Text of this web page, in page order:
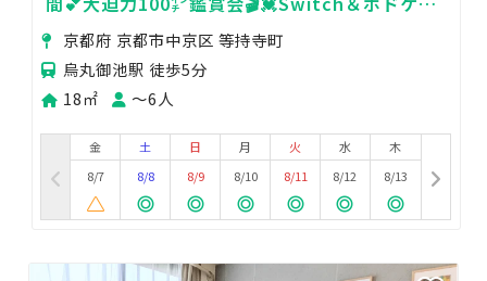
🎮マットレス💓未成年OK◎２回目以降２割引🎁
京都府 京都市中京区 等持寺町
烏丸御池駅 徒歩5分
18㎡
〜6人
金
8/7
土
8/8
日
8/9
月
8/10
火
8/11
水
8/12
木
8/13